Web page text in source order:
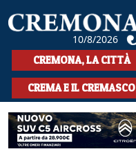
10/8/2026
HOME
CRONACA
SPORT
LA MUSICA
CREMONA, LA CITTÀ
CREMA E IL CREMASCO